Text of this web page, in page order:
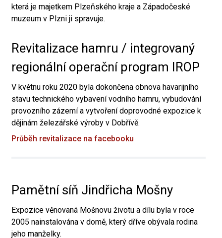
která je majetkem Plzeňského kraje a Západočeské
muzeum v Plzni ji spravuje.
Revitalizace hamru / integrovaný
regionální operační program IROP
V květnu roku 2020 byla dokončena obnova havarijního
stavu technického vybavení vodního hamru, vybudování
provozního zázemí a vytvoření doprovodné expozice k
dějinám železářské výroby v Dobřívě.
Průběh revitalizace na facebooku
Pamětní síň Jindřicha Mošny
Expozice věnovaná Mošnovu životu a dílu byla v roce
2005 nainstalována v domě, který dříve obývala rodina
jeho manželky.